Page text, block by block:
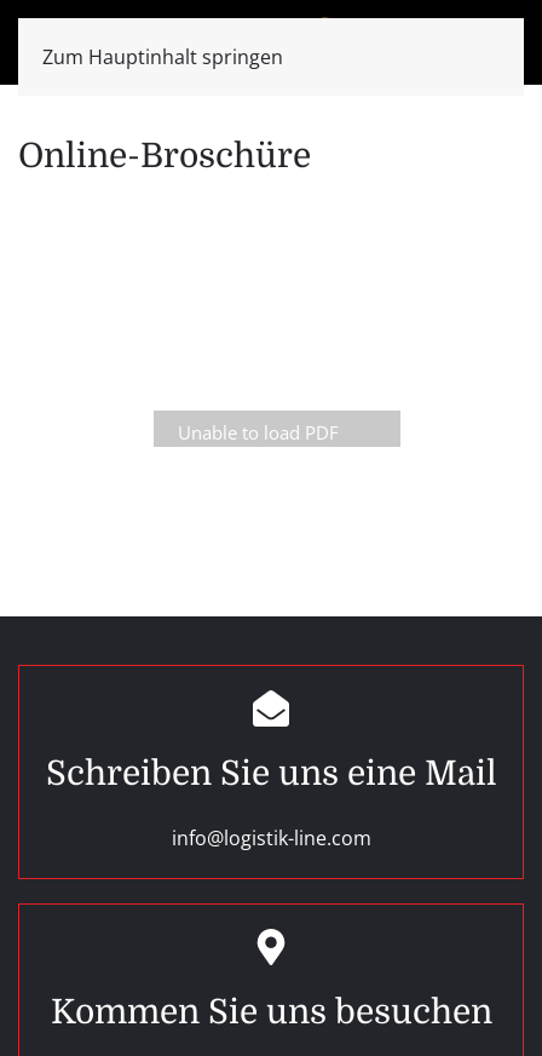
Zum Hauptinhalt springen
Online-Broschüre
Unable to load PDF
Schreiben Sie uns eine Mail
info@logistik-line.com
Kommen Sie uns besuchen